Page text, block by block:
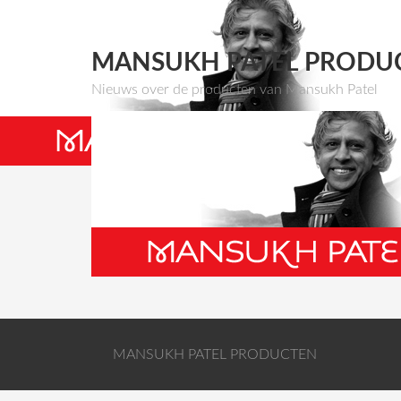
MANSUKH PATEL
Nieuws over de producten van Mansukh Patel
MANSUKH PATEL PRODUCTEN